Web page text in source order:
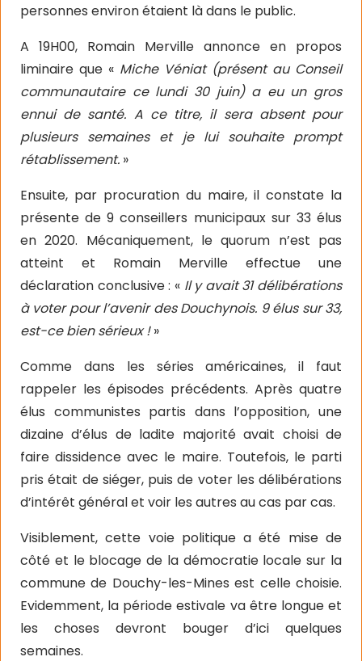
personnes environ étaient là dans le public.
A 19H00, Romain Merville annonce en propos
liminaire que « Miche Véniat (présent au Conseil
communautaire ce lundi 30 juin) a eu un gros
ennui de santé. A ce titre, il sera absent pour
plusieurs semaines et je lui souhaite prompt
rétablissement. »
Ensuite, par procuration du maire, il constate la
présente de 9 conseillers municipaux sur 33 élus
en 2020. Mécaniquement, le quorum n’est pas
atteint et Romain Merville effectue une
déclaration conclusive : «Il y avait 31 délibérations
à voter pour l’avenir des Douchynois. 9 élus sur 33,
est-ce bien sérieux !»
Comme dans les séries américaines, il faut
rappeler les épisodes précédents. Après quatre
élus communistes partis dans l’opposition, une
dizaine d’élus de ladite majorité avait choisi de
faire dissidence avec le maire. Toutefois, le parti
pris était de siéger, puis de voter les délibérations
d’intérêt général et voir les autres au cas par cas.
Visiblement, cette voie politique a été mise de
côté et le blocage de la démocratie locale sur la
commune de Douchy-les-Mines est celle choisie.
Evidemment, la période estivale va être longue et
les choses devront bouger d’ici quelques
semaines.